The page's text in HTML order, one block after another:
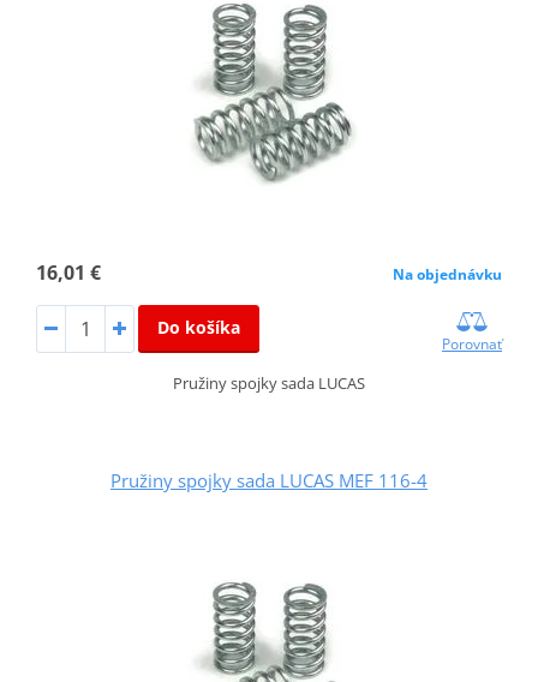
16,01 € Na objednávku
Do košíka
Porovnať
Pružiny spojky sada LUCAS
Pružiny spojky sada LUCAS MEF 116-4